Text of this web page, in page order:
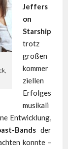
Jeffers
on
Starship
trotz
großen
kommer
ziellen
Erfolges
musikali
Entwicklung,
Bandsder
konnte –